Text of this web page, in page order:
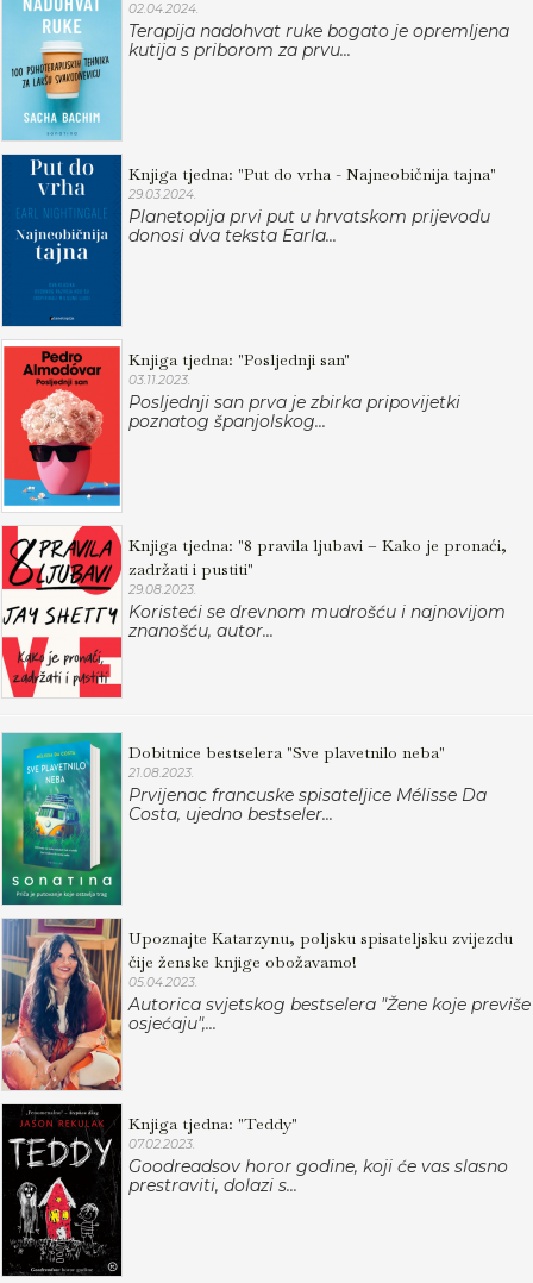
02.04.2024.
Terapija nadohvat ruke bogato je opremljena
kutija s priborom za prvu...
Knjiga tjedna: "Put do vrha - Najneobičnija tajna"
29.03.2024.
Planetopija prvi put u hrvatskom prijevodu
donosi dva teksta Earla...
Knjiga tjedna: "Posljednji san"
03.11.2023.
Posljednji san prva je zbirka pripovijetki
poznatog španjolskog...
Knjiga tjedna: "8 pravila ljubavi – Kako je pronaći,
zadržati i pustiti"
29.08.2023.
Koristeći se drevnom mudrošću i najnovijom
znanošću, autor...
Dobitnice bestselera "Sve plavetnilo neba"
21.08.2023.
Prvijenac francuske spisateljice Mélisse Da
Costa, ujedno bestseler...
Upoznajte Katarzynu, poljsku spisateljsku zvijezdu
čije ženske knjige obožavamo!
05.04.2023.
Autorica svjetskog bestselera "Žene koje previše
osjećaju",...
Knjiga tjedna: "Teddy"
07.02.2023.
Goodreadsov horor godine, koji će vas slasno
prestraviti, dolazi s...